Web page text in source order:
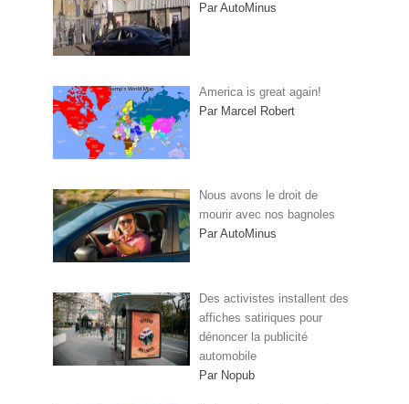
Par AutoMinus
America is great again!
Par Marcel Robert
Nous avons le droit de
mourir avec nos bagnoles
Par AutoMinus
Des activistes installent des
affiches satiriques pour
dénoncer la publicité
automobile
Par Nopub